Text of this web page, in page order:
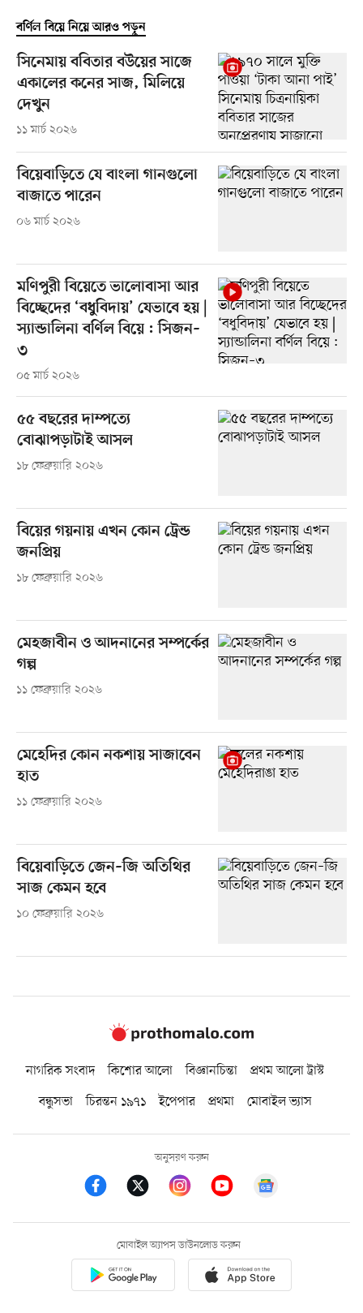
বর্ণিল বিয়ে নিয়ে আরও পড়ুন
সিনেমায় ববিতার বউয়ের সাজে
একালের কনের সাজ, মিলিয়ে
দেখুন
১১ মার্চ ২০২৬
বিয়েবাড়িতে যে বাংলা গানগুলো
বাজাতে পারেন
০৬ মার্চ ২০২৬
মণিপুরী বিয়েতে ভালোবাসা আর
বিচ্ছেদের ‘বধুবিদায়’ যেভাবে হয় |
স্যান্ডালিনা বর্ণিল বিয়ে : সিজন–
৩
০৫ মার্চ ২০২৬
৫৫ বছরের দাম্পত্যে
বোঝাপড়াটাই আসল
১৮ ফেব্রুয়ারি ২০২৬
বিয়ের গয়নায় এখন কোন ট্রেন্ড
জনপ্রিয়
১৮ ফেব্রুয়ারি ২০২৬
মেহজাবীন ও আদনানের সম্পর্কের
গল্প
১১ ফেব্রুয়ারি ২০২৬
মেহেদির কোন নকশায় সাজাবেন
হাত
১১ ফেব্রুয়ারি ২০২৬
বিয়েবাড়িতে জেন–জি অতিথির
সাজ কেমন হবে
১০ ফেব্রুয়ারি ২০২৬
নাগরিক সংবাদ কিশোর আলো বিজ্ঞানচিন্তা
প্রথম আলো ট্রাস্ট
বন্ধুসভা
চিরন্তন ১৯৭১ ইপেপার প্রথমা মোবাইল ভ্যাস
অনুসরণ করুন
মোবাইল অ্যাপস ডাউনলোড করুন